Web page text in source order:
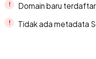
Domain baru terdaftar
Tidak ada metadata